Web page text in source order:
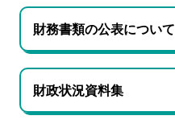
財務書類の公表について
財政状況資料集